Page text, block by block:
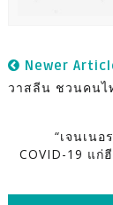
Newer
วาสลีน ชวนคนไ
“เจนเน
COVID-19 แก่